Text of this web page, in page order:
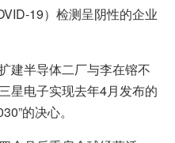
19）检测呈阴性的企业
建半导体二厂与李在镕不
星电子实现去年4月发布的
的决心。